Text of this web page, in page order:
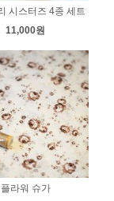
시스터즈 4종 세트
11,000원
플라워 슈가